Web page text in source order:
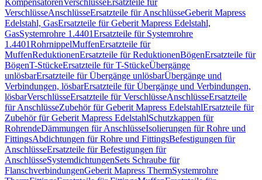
KompensatorenVerschlüsseErsatzteile für
VerschlüsseAnschlüsseErsatzteile für AnschlüsseGeberit Mapress
Edelstahl, GasErsatzteile für Geberit Mapress Edelstahl,
GasSystemrohre 1.4401Ersatzteile für Systemrohre
1.4401RohrnippelMuffenErsatzteile für
MuffenReduktionenErsatzteile für ReduktionenBögenErsatzteile für
BögenT-StückeErsatzteile für T-StückeÜbergänge
unlösbarErsatzteile für Übergänge unlösbarÜbergänge und
Verbindungen, lösbarErsatzteile für Übergänge und Verbindungen,
lösbarVerschlüsseErsatzteile für VerschlüsseAnschlüsseErsatzteile
für AnschlüsseZubehör für Geberit Mapress EdelstahlErsatzteile für
Zubehör für Geberit Mapress EdelstahlSchutzkappen für
RohrendeDämmungen für AnschlüsseIsolierungen für Rohre und
FittingsAbdichtungen für Rohre und FittingsBefestigungen für
AnschlüsseErsatzteile für Befestigungen für
AnschlüsseSystemdichtungenSets Schraube für
FlanschverbindungenGeberit Mapress ThermSystemrohre